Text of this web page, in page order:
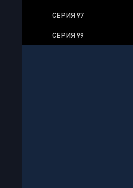
СЕРИЯ 97
СЕРИЯ 99